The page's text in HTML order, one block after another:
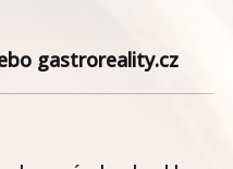
gastroreality.cz